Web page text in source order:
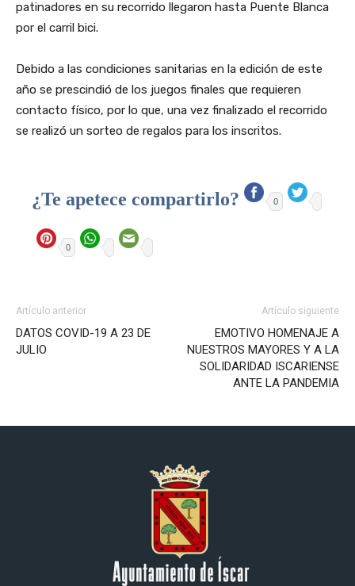
patinadores en su recorrido llegaron hasta Puente Blanca
por el carril bici.
Debido a las condiciones sanitarias en la edición de este
año se prescindió de los juegos finales que requieren
contacto físico, por lo que, una vez finalizado el recorrido
se realizó un sorteo de regalos para los inscritos.
¿Te apetece compartirlo? 0
0
Artículo anterior
DATOS COVID-19 A 23 DE
JULIO
Artículo siguiente
EMOTIVO HOMENAJE A
NUESTROS MAYORES Y A LA
SOLIDARIDAD ISCARIENSE
ANTE LA PANDEMIA